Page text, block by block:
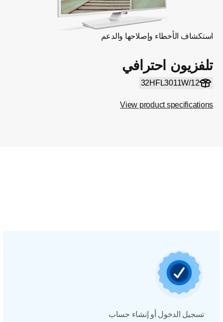
استكشاف الأخطاء وإصلاحها والدعم
تلفزيون احترافي
32HFL3011W/12
View product specifications
تسجيل الدخول أو إنشاء حساب